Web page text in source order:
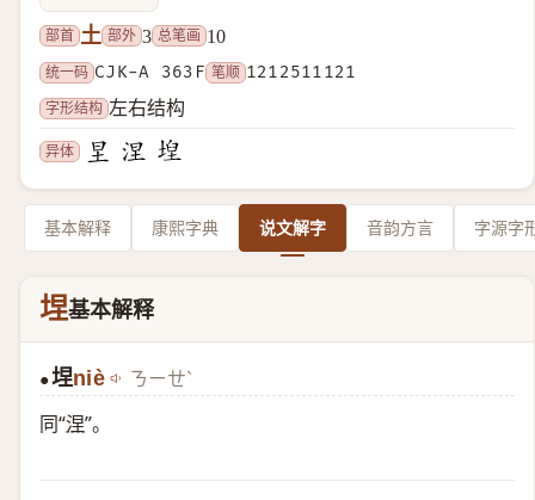
部首 土 部外 3 总笔画 10
统一码 CJK-A 363F 笔顺 1212511121
字形结构 左右结构
异体
基本解释 康熙字典 说文解字 音韵方言 字源字
㘿基本解释
●㘿niè ㄋㄧㄝˋ
同“涅”。